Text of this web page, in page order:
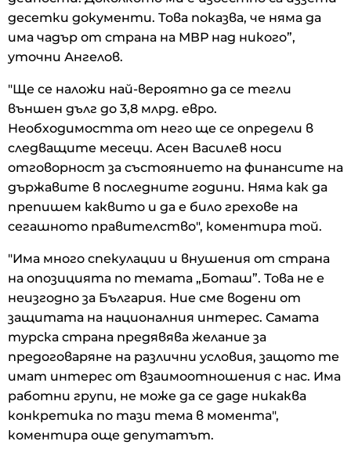
десетки документи. Това показва, че няма да
има чадър от страна на МВР над никого”,
уточни Ангелов.
"Ще се наложи най-вероятно да се тегли
външен дълг до 3,8 млрд. евро.
Необходимостта от него ще се определи в
следващите месеци. Асен Василев носи
отговорност за състоянието на финансите на
държавите в последните години. Няма как да
препишем каквито и да е било грехове на
сегашното правителство", коментира той.
"Има много спекулации и внушения от страна
на опозицията по темата „Боташ”. Това не е
неизгодно за България. Ние сме водени от
защитата на националния интерес. Самата
турска страна предявява желание за
предоговаряне на различни условия, защото те
имат интерес от взаимоотношения с нас. Има
работни групи, не може да се даде никаква
конкретика по тази тема в момента",
коментира още депутатът.